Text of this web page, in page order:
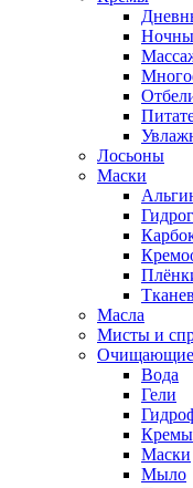
Лосьоны
Маски
Масла
Мисты и
Очищающие
Вода
Гели
Кремы
Маски
Мыло